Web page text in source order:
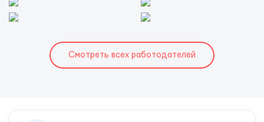
Смотреть всех работодателей